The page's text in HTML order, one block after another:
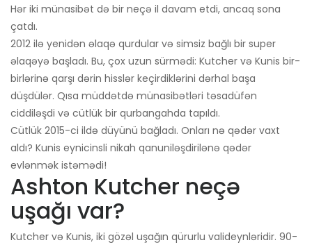
Hər iki münasibət də bir neçə il davam etdi, ancaq sona
çatdı.
2012 ilə yenidən əlaqə qurdular və simsiz bağlı bir super
əlaqəyə başladı. Bu, çox uzun sürmədi: Kutcher və Kunis bir-
birlərinə qarşı dərin hisslər keçirdiklərini dərhal başa
düşdülər. Qısa müddətdə münasibətləri təsadüfən
ciddiləşdi və cütlük bir qurbangahda tapıldı.
Cütlük 2015-ci ildə düyünü bağladı. Onları nə qədər vaxt
aldı? Kunis eynicinsli nikah qanuniləşdirilənə qədər
evlənmək istəmədi!
Ashton Kutcher neçə
uşağı var?
Kutcher və Kunis, iki gözəl uşağın qürurlu valideynləridir. 90-